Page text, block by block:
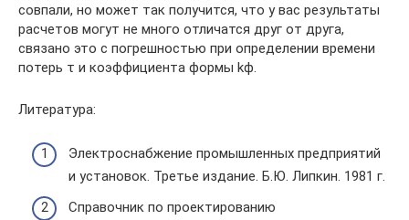
совпали, но может так получится, что у вас результаты
расчетов могут не много отличатся друг от друга,
связано это с погрешностью при определении времени
потерь τ и коэффициента формы kф.
Литература:
Электроснабжение промышленных предприятий
и установок. Третье издание. Б.Ю. Липкин. 1981 г.
Справочник по проектированию